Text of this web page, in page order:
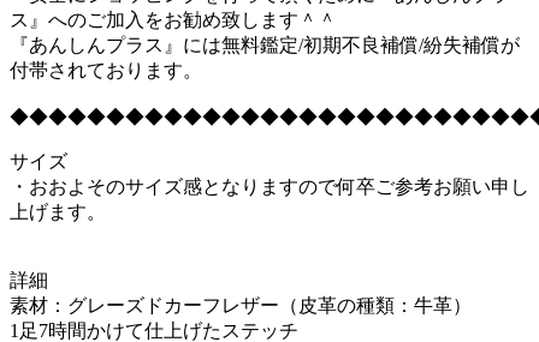
ス』へのご加入をお勧め致します＾＾
『あんしんプラス』には無料鑑定/初期不良補償/紛失補償が
付帯されております。
サイズ
・おおよそのサイズ感となりますので何卒ご参考お願い申し
上げます。
詳細
素材：グレーズドカーフレザー（皮革の種類：牛革）
1足7時間かけて仕上げたステッチ